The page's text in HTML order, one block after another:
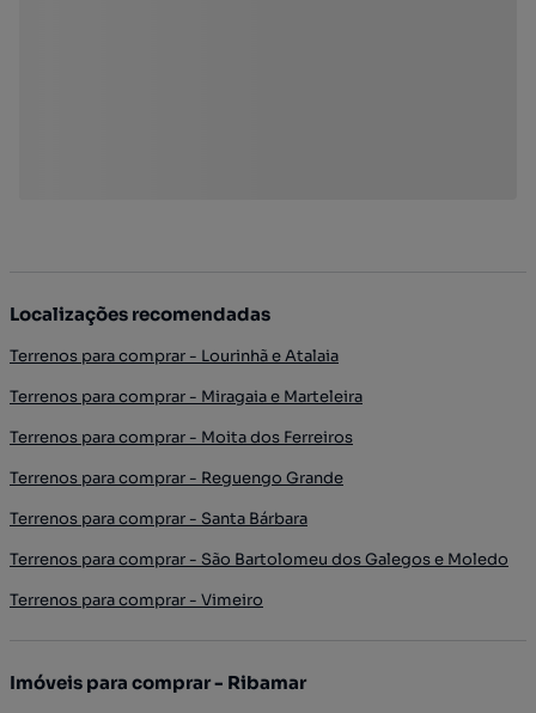
Localizações recomendadas
Terrenos para comprar - Lourinhã e Atalaia
Terrenos para comprar - Miragaia e Marteleira
Terrenos para comprar - Moita dos Ferreiros
Terrenos para comprar - Reguengo Grande
Terrenos para comprar - Santa Bárbara
Terrenos para comprar - São Bartolomeu dos Galegos e Moledo
Terrenos para comprar - Vimeiro
Imóveis para comprar - Ribamar